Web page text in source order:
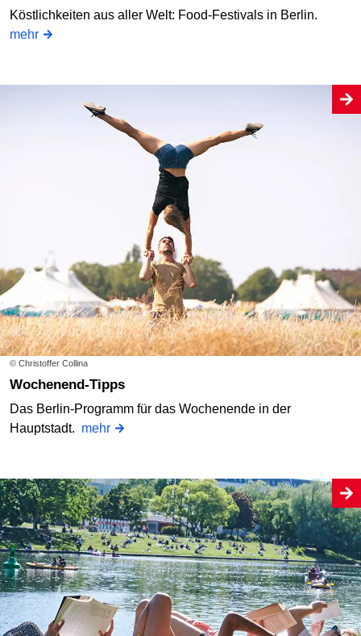
Köstlichkeiten aus aller Welt: Food-Festivals in Berlin.
mehr
© Christoffer Collina
Wochenend-Tipps
Das Berlin-Programm für das Wochenende in der
Hauptstadt. mehr